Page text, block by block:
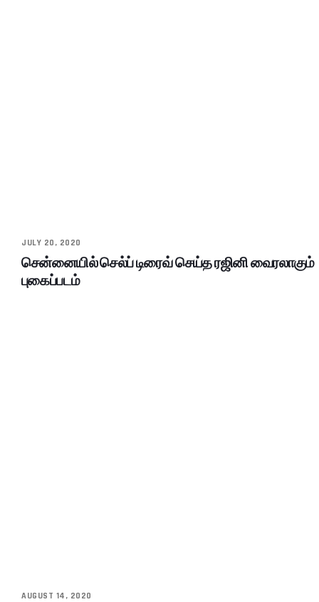
JULY 20, 2020
சென்னையில் செல்ப் டிரைவ் செய்த ரஜினி வைரலாகும்
புகைப்படம்
AUGUST 14, 2020